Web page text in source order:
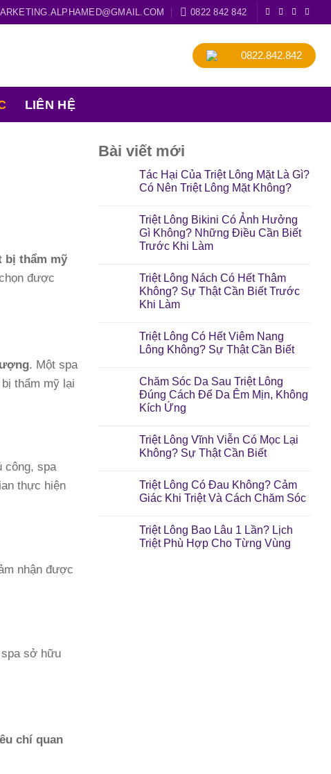
0822 842 842
0822.842.842
LIÊN HỆ
bị thẩm mỹ
được
. Một spa
thẩm mỹ lại
công, spa
thực hiện
nhận được
sở hữu
chí quan
Bài viết mới
Tác Hại Của Triệt Lông Mặt Là Gì?
Có Nên Triệt Lông Mặt Không?
Triệt Lông Bikini Có Ảnh Hưởng
Gì Không? Những Điều Cần Biết
Trước Khi Làm
Triệt Lông Nách Có Hết Thâm
Không? Sự Thật Cần Biết Trước
Khi Làm
Triệt Lông Có Hết Viêm Nang
Lông Không? Sự Thật Cần Biết
Chăm Sóc Da Sau Triệt Lông
Đúng Cách Để Da Êm Mịn, Không
Kích Ứng
Triệt Lông Vĩnh Viễn Có Mọc Lại
Không? Sự Thật Cần Biết
Triệt Lông Có Đau Không? Cảm
Giác Khi Triệt Và Cách Chăm Sóc
Triệt Lông Bao Lâu 1 Lần? Lịch
Triệt Phù Hợp Cho Từng Vùng